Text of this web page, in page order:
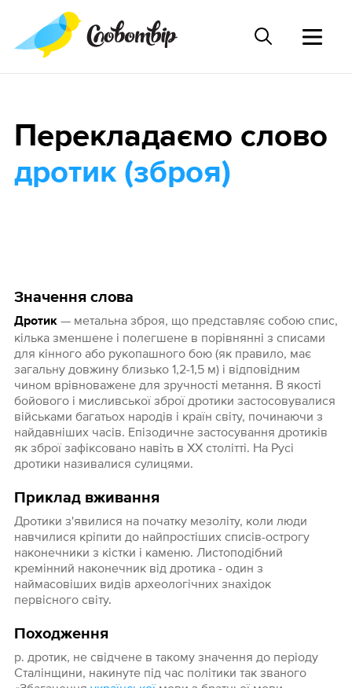
Значення слова
Дротик— метальна зброя, що представляє собою спис,
кілька зменшене і полегшене в порівнянні з списами
для кінного або рукопашного бою (як правило, має
загальну довжину близько 1,2-1,5 м) і відповідним
чином врівноважене для зручності метання. В якості
бойового і мисливської зброї дротики застосовувалися
військами багатьох народів і країн світу, починаючи з
найдавніших часів. Епізодичне застосування дротиків
як зброї зафіксовано навіть в XX столітті. На Русі
дротики називалися сулицями.
Приклад вживання
Дротики з'явилися на початку мезоліту, коли люди
навчилися кріпити до найпростіших списів-острогу
наконечники з кістки і каменю. Листоподібний
кремінний наконечник від дротика - один з
наймасовіших видів археологічних знахідок
первісного світу.
Походження
р. дротик, не свідчене в такому значення до періоду
Сталінщини, накинуте під час політики так званого
Перекладаємо слово
дротик (зброя)